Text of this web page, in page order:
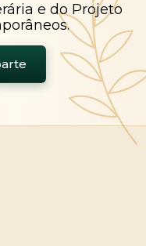
e do Projeto